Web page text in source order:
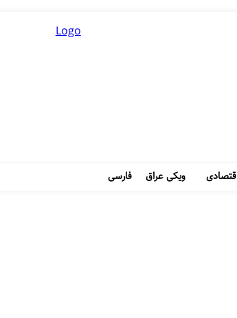
ویکی عراق فارسی